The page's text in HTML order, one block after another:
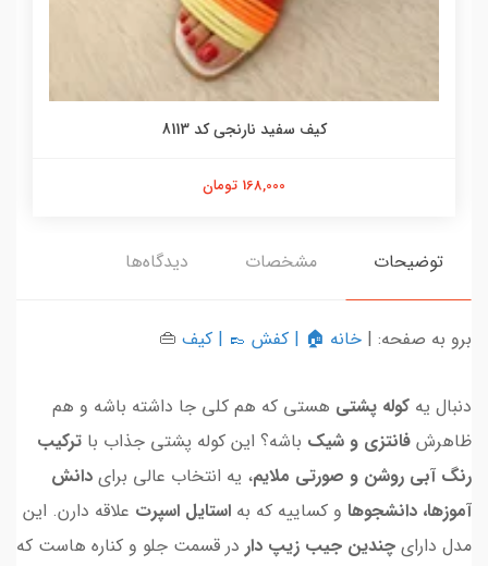
کیف سفید نارنجی کد 8113
168,000 تومان
توضیحات مشخصات دیدگاه‌ها
برو به صفحه: | خانه 🏠 | کفش 👞 | کیف 👜
دنبال یه کوله پشتی هستی که هم کلی جا داشته باشه و هم
ظاهرش فانتزی و شیک باشه؟ این کوله پشتی جذاب با ترکیب
رنگ آبی روشن و صورتی ملایم، یه انتخاب عالی برای دانش
آموزها، دانشجوها و کساییه که به استایل اسپرت علاقه دارن. این
مدل دارای چندین جیب زیپ دار در قسمت جلو و کناره هاست که